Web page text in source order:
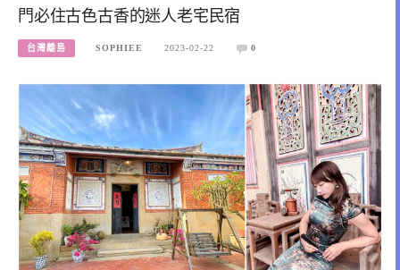
門必住古色古香的迷人老宅民宿
台灣離島 SOPHIEE 2023-02-22 0